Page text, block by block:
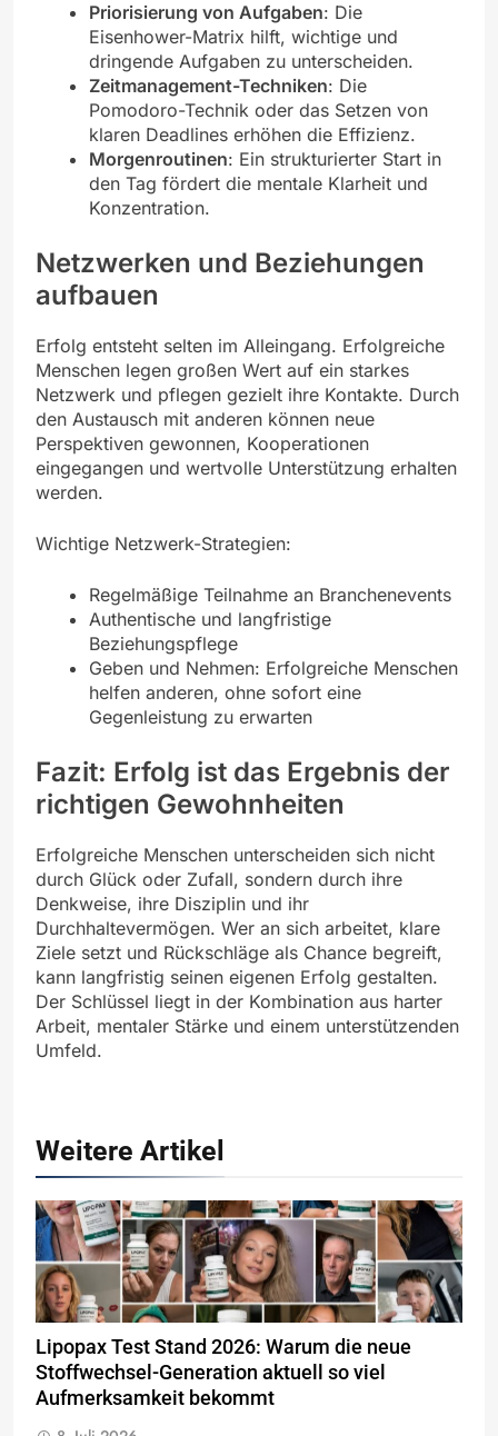
Priorisierung von Aufgaben: Die
Eisenhower-Matrix hilft, wichtige und
dringende Aufgaben zu unterscheiden.
Zeitmanagement-Techniken: Die
Pomodoro-Technik oder das Setzen von
klaren Deadlines erhöhen die Effizienz.
Morgenroutinen: Ein strukturierter Start in
den Tag fördert die mentale Klarheit und
Konzentration.
Netzwerken und Beziehungen
aufbauen
Erfolg entsteht selten im Alleingang. Erfolgreiche
Menschen legen großen Wert auf ein starkes
Netzwerk und pflegen gezielt ihre Kontakte. Durch
den Austausch mit anderen können neue
Perspektiven gewonnen, Kooperationen
eingegangen und wertvolle Unterstützung erhalten
werden.
Wichtige Netzwerk-Strategien:
Regelmäßige Teilnahme an Branchenevents
Authentische und langfristige
Beziehungspflege
Geben und Nehmen: Erfolgreiche Menschen
helfen anderen, ohne sofort eine
Gegenleistung zu erwarten
Fazit: Erfolg ist das Ergebnis der
richtigen Gewohnheiten
Erfolgreiche Menschen unterscheiden sich nicht
durch Glück oder Zufall, sondern durch ihre
Denkweise, ihre Disziplin und ihr
Durchhaltevermögen. Wer an sich arbeitet, klare
Ziele setzt und Rückschläge als Chance begreift,
kann langfristig seinen eigenen Erfolg gestalten.
Der Schlüssel liegt in der Kombination aus harter
Arbeit, mentaler Stärke und einem unterstützenden
Umfeld.
Weitere Artikel
Lipopax Test Stand 2026: Warum die neue
Stoffwechsel-Generation aktuell so viel
Aufmerksamkeit bekommt